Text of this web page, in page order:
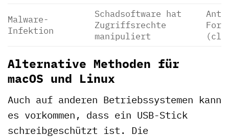
Malware-
Infektion
Schadsoftware hat
Zugriffsrechte
manipuliert
Alternative Methoden für
macOS und Linux
Auch auf anderen Betriebssystemen kann
es vorkommen, dass ein USB-Stick
schreibgeschützt ist. Die